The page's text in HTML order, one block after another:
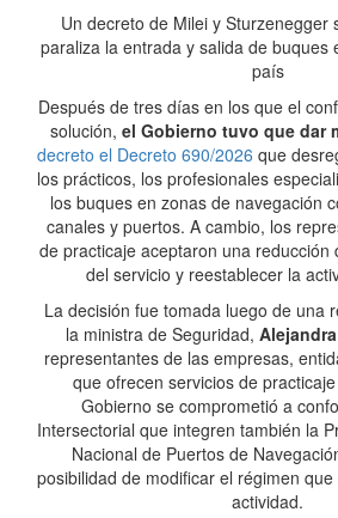
Un decreto de Milei y Sturzenegger
paraliza la entrada y salida de buques
país
Después de tres días en los que el
solución, el Gobierno tuvo que dar
decreto el Decreto 690/2026 que
los prácticos, los profesionales
los buques en zonas de navegación
canales y puertos. A cambio, los
de practicaje aceptaron una reducción
del servicio y reestablecer la
La decisión fue tomada luego de una
la ministra de Seguridad,
representantes de las empresas,
que ofrecen servicios de
Gobierno se comprometió a
Intersectorial que integren también la
Nacional de Puertos de
posibilidad de modificar el régimen
actividad.